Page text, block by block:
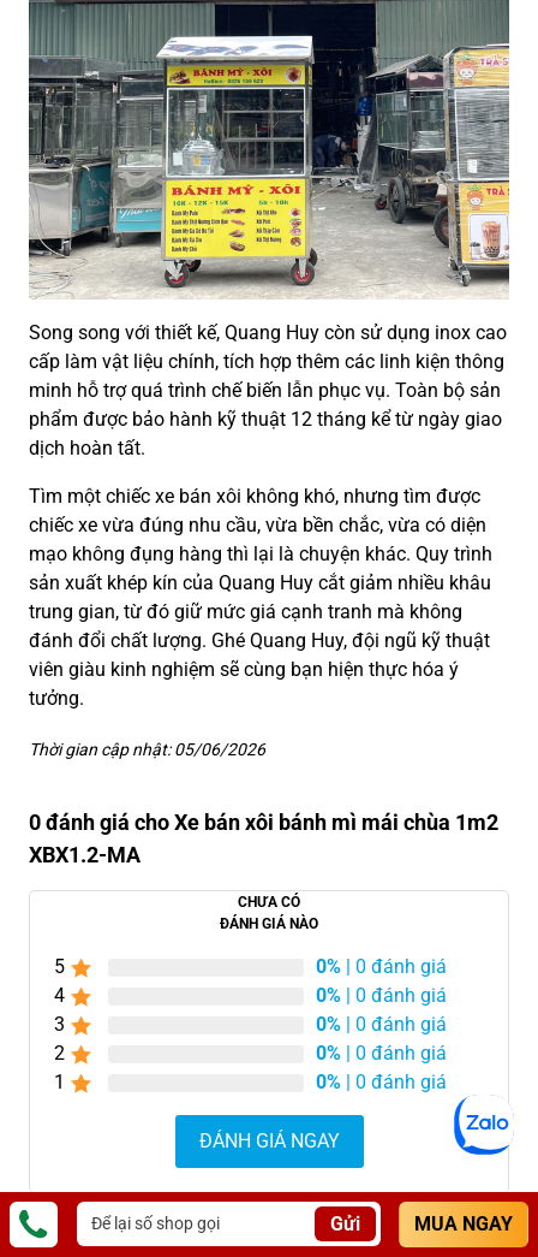
Song song với thiết kế, Quang Huy còn sử dụng inox cao
cấp làm vật liệu chính, tích hợp thêm các linh kiện thông
minh hỗ trợ quá trình chế biến lẫn phục vụ. Toàn bộ sản
phẩm được bảo hành kỹ thuật 12 tháng kể từ ngày giao
dịch hoàn tất.
Tìm một chiếc xe bán xôi không khó, nhưng tìm được
chiếc xe vừa đúng nhu cầu, vừa bền chắc, vừa có diện
mạo không đụng hàng thì lại là chuyện khác. Quy trình
sản xuất khép kín của Quang Huy cắt giảm nhiều khâu
trung gian, từ đó giữ mức giá cạnh tranh mà không
đánh đổi chất lượng. Ghé Quang Huy, đội ngũ kỹ thuật
viên giàu kinh nghiệm sẽ cùng bạn hiện thực hóa ý
tưởng.
Thời gian cập nhật: 05/06/2026
0 đánh giá cho Xe bán xôi bánh mì mái chùa 1m2
XBX1.2-MA
CHƯA CÓ
ĐÁNH GIÁ NÀO
5 0% | 0 đánh giá
4
0% | 0 đánh giá
3
0% | 0 đánh giá
2
0% | 0 đánh giá
1
0% | 0 đánh giá
ĐÁNH GIÁ NGAY
Chưa có đánh giá nào. Gửi MUA NGAY